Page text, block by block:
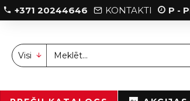
+371 20244646 KONTAKTI P -
Visi